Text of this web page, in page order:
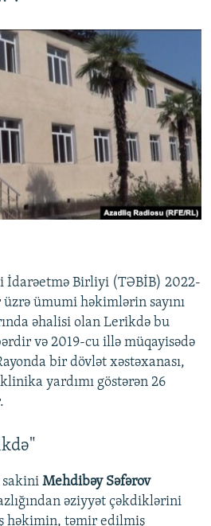
İdarəetmə Birliyi (TƏBİB) 2022-
ümumi həkimlərin sayını
əhalisi olan Lerikdə bu
və 2019-cu illə müqayisədə
bir dövlət xəstəxanası,
yardımı göstərən 26
sakini Mehdibəy Səfərov
əziyyət çəkdiklərini
həkimin, təmir edilmiş